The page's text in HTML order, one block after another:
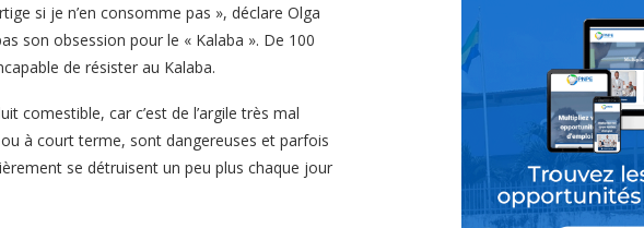
si je n’en consomme pas », déclare Olga
son obsession pour le « Kalaba ». De 100
de résister au Kalaba.
comestible, car c’est de l’argile très mal
à court terme, sont dangereuses et parfois
se détruisent un peu plus chaque jour